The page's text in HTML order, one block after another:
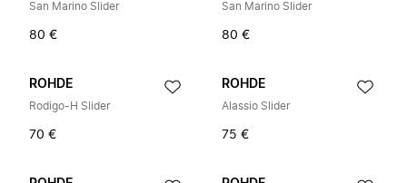
San Marino Slider
80 €
San Marino Slider
80 €
ROHDE
Rodigo-H Slider
70 €
ROHDE
Alassio Slider
75 €